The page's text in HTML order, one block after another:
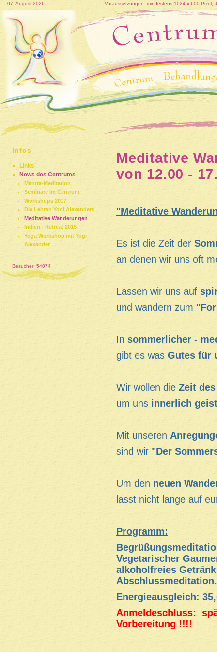
07. August 2026 Voraussetzungen: mindestens 1024 x 600 Pixel,
Infos
Links
News des Centrums
Mantra-Meditation
Seminare im Centrum
Workshops 2017
Die Lehren Yogi Alexanders´
Meditative Wanderungen
Indien - Retreat 2015
Yoga Workshop mit Yogi
Alexander
Besucher: 54074
Meditative
von 12.00 -
"Meditative
Es ist die Zeit der
an denen wir uns oft
Lassen wir uns auf
und wandern zum
In sommerlicher -
gibt es was Gutes für
Wir wollen die Zeit
um uns innerlich
Mit unseren
sind wir "Der
Um den neuen
lasst nicht lange auf
Programm:
Vegetarischer
alkoholfreies
Abschlussmeditation.
Energieausgleich:
Anmeldeschluss:
Vorbereitung !!!!